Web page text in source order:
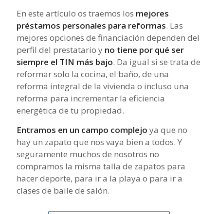
En este artículo os traemos los mejores
préstamos personales para reformas. Las
mejores opciones de financiación dependen del
perfil del prestatario y no tiene por qué ser
siempre el TIN más bajo. Da igual si se trata de
reformar solo la cocina, el baño, de una
reforma integral de la vivienda o incluso una
reforma para incrementar la eficiencia
energética de tu propiedad.
Entramos en un campo complejo ya que no
hay un zapato que nos vaya bien a todos. Y
seguramente muchos de nosotros no
compramos la misma talla de zapatos para
hacer deporte, para ir a la playa o para ir a
clases de baile de salón.